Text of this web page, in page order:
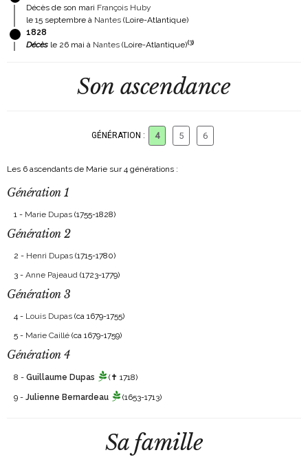
Décès de son mari François Huby
le 15 septembre à Nantes (Loire-Atlantique)
1828
Décès le 26 mai à Nantes (Loire-Atlantique)(3)
Son ascendance
GÉNÉRATION : 4 5 6
Les 6 ascendants de Marie sur 4 générations :
Génération 1
1 - Marie Dupas (1755-1828)
Génération 2
2 - Henri Dupas (1715-1780)
3 - Anne Pajeaud (1723-1779)
Génération 3
4 - Louis Dupas (ca 1679-1755)
5 - Marie Caillé (ca 1679-1759)
Génération 4
8 - Guillaume Dupas (✝ 1718)
9 - Julienne Bernardeau (1653-1713)
Sa famille